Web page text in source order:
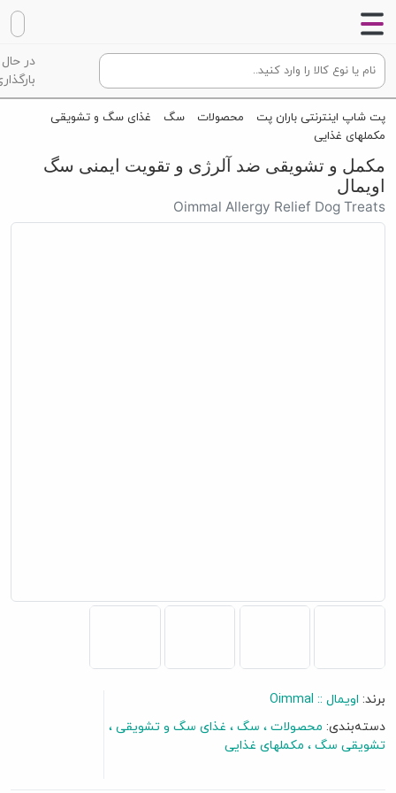
در حال
پت شاپ اینترنتی باران پت محصولات سگ
غذای سگ و تشویقی
مکملهای غذایی
مکمل و تشویقی ضد آلرژی و تقویت ایمنی سگ
اویمال
Oimmal Allergy Relief Dog Treats
برند: اویمال :: Oimmal
دسته‌بندی: محصولات سگ
غذای سگ و تشویقی
تشویقی سگ
مکملهای غذایی